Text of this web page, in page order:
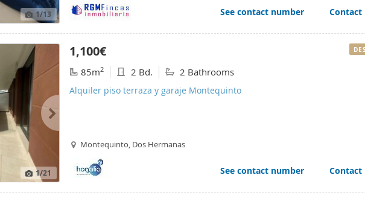
1/13 See contact number Contact
1/21
1,100€
85m2 2 Bd. 2 Bathrooms
Alquiler piso terraza y garaje Montequinto
Montequinto, Dos Hermanas
See contact number Contact